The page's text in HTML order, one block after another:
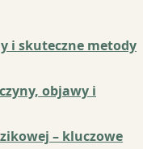
i skuteczne metody
objawy i
– kluczowe